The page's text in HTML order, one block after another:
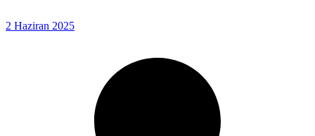
2 Haziran 2025